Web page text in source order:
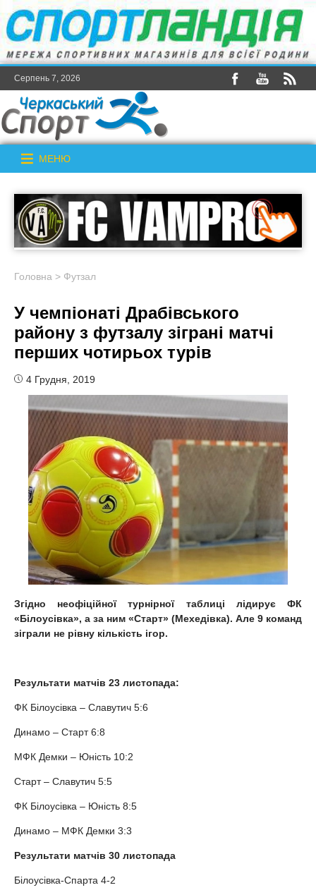
Серпень 7, 2026
МЕНЮ
Головна > Футзал
У чемпіонаті Драбівського
району з футзалу зіграні матчі
перших чотирьох турів
4 Грудня, 2019
Згідно неофіційної турнірної таблиці лідирує ФК
«Білоусівка», а за ним «Старт» (Мехедівка). Але 9 команд
зіграли не рівну кількість ігор.
Результати матчів 23 листопада:
ФК Білоусівка – Славутич 5:6
Динамо – Старт 6:8
МФК Демки – Юність 10:2
Старт – Славутич 5:5
ФК Білоусівка – Юність 8:5
Динамо – МФК Демки 3:3
Результати матчів 30 листопада
Білоусівка-Спарта 4-2